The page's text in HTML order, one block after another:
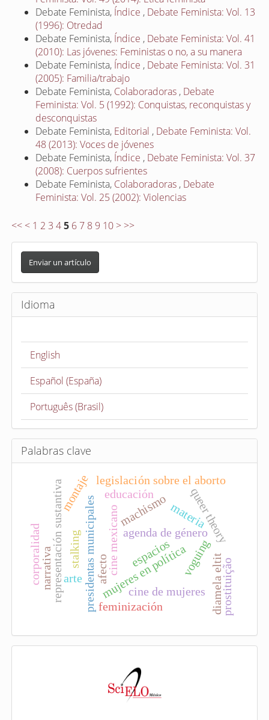
Debate Feminista, Índice , Debate Feminista: Vol. 13
(1996): Otredad
Debate Feminista, Índice , Debate Feminista: Vol. 41
(2010): Las jóvenes: Feministas o no, a su manera
Debate Feminista, Índice , Debate Feminista: Vol. 31
(2005): Familia/trabajo
Debate Feminista, Colaboradoras , Debate
Feminista: Vol. 5 (1992): Conquistas, reconquistas y
desconquistas
Debate Feminista, Editorial , Debate Feminista: Vol.
48 (2013): Voces de jóvenes
Debate Feminista, Índice , Debate Feminista: Vol. 37
(2008): Cuerpos sufrientes
Debate Feminista, Colaboradoras , Debate
Feminista: Vol. 25 (2002): Violencias
<< < 1 2 3 4 5 6 7 8 9 10 > >>
E
v
i
a
c
l
Enviar un artículo
Idioma
English
Español (España)
Português (Brasil)
Palabras clave
stalkingpresidentas municipalescine mexicano
mujeres en política
legislación sobre el aborto
machismo
agenda de género
feminización
cine de mujeres
representación sustantiva voguing
queer theory
afecto
materia
narrativa espacios
corporalidad diamela eltit
montaje
arte prostituição
educación